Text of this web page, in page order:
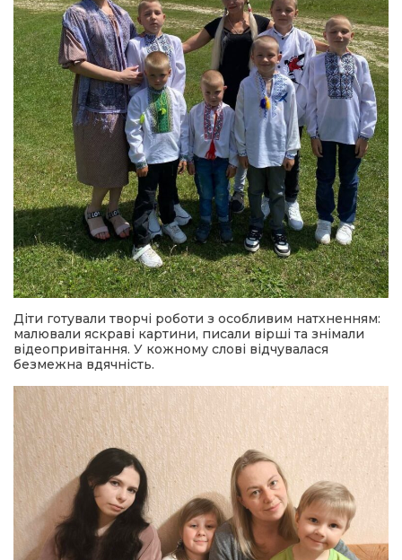
Діти готували творчі роботи з особливим натхненням:
малювали яскраві картини, писали вірші та знімали
відеопривітання. У кожному слові відчувалася
безмежна вдячність.